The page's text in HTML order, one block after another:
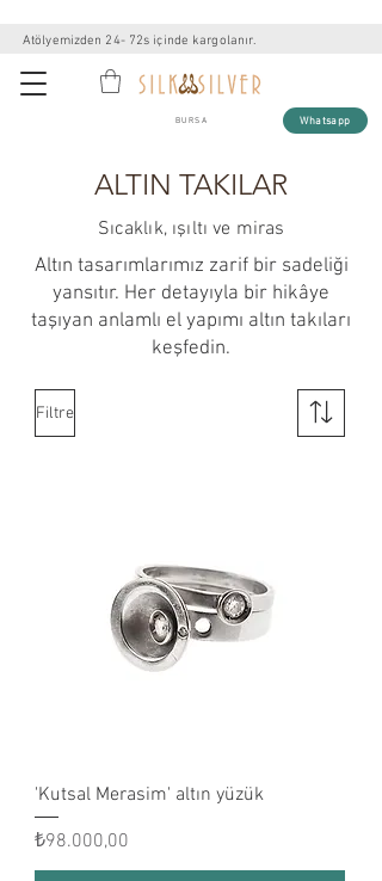
BURSA
Atölyemizden 24- 72s içinde kargolanır.
Whatsapp
ALTIN TAKILAR
Sıcaklık, ışıltı ve miras
Altın tasarımlarımız zarif bir sadeliği
yansıtır. Her detayıyla bir hikâye
taşıyan anlamlı el yapımı altın takıları
keşfedin.
Filtre
'Kutsal Merasim' altın yüzük
Fiyat
₺98.000,00